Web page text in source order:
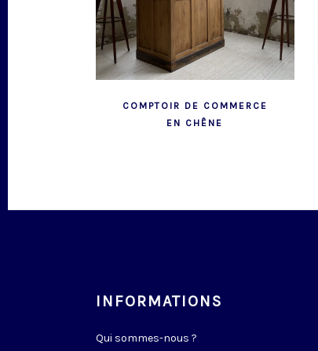
COMPTOIR DE COMMERCE
EN CHÊNE
INFORMATIONS
Qui sommes-nous ?